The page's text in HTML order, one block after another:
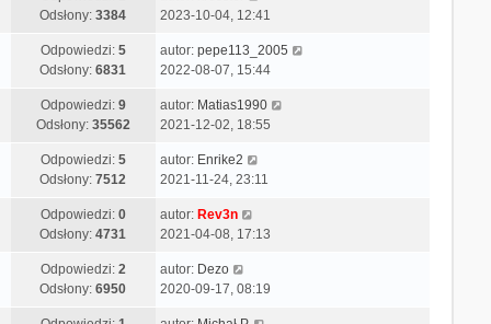
Odsłony:3384
2023-10-04, 12:41
Odpowiedzi: 5
Odsłony:6831
autor: pepe113_2005
2022-08-07, 15:44
Odpowiedzi: 9
Odsłony: 35562
autor: Matias1990
2021-12-02, 18:55
Odpowiedzi: 5
Odsłony:7512
autor: Enrike2
2021-11-24, 23:11
Odpowiedzi: 0
Odsłony:4731
autor: Rev3n
2021-04-08, 17:13
Odpowiedzi: 2
Odsłony:6950
autor: Dezo
2020-09-17, 08:19